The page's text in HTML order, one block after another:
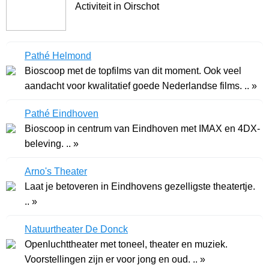
Activiteit in Oirschot
Pathé Helmond
Bioscoop met de topfilms van dit moment. Ook veel
aandacht voor kwalitatief goede Nederlandse films. .. »
Pathé Eindhoven
Bioscoop in centrum van Eindhoven met IMAX en 4DX-
beleving. .. »
Arno's Theater
Laat je betoveren in Eindhovens gezelligste theatertje.
.. »
Natuurtheater De Donck
Openluchttheater met toneel, theater en muziek.
Voorstellingen zijn er voor jong en oud. .. »